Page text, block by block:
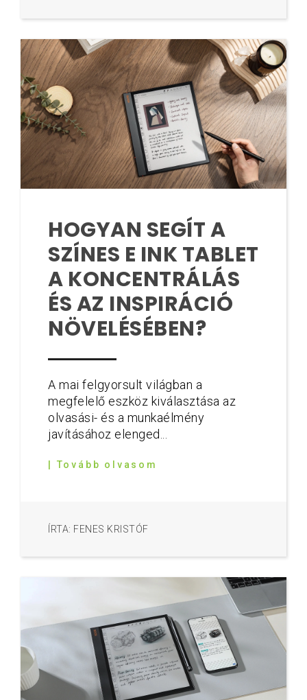
HOGYAN SEGÍT A
SZÍNES E INK TABLET
A KONCENTRÁLÁS
ÉS AZ INSPIRÁCIÓ
NÖVELÉSÉBEN?
A mai felgyorsult világban a
megfelelő eszköz kiválasztása az
olvasási- és a munkaélmény
javításához elenged...
| Tovább olvasom
ÍRTA: FENES KRISTÓF